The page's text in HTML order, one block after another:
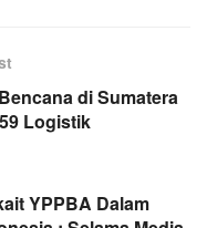
di Sumatera
Logistik
YPPBA Dalam